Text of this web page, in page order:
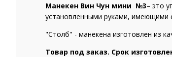
Манекен Вин Чун мини №3– это
установленными руками, имеющими
"Столб" - манекена изготовлен из
Товар под заказ. Срок